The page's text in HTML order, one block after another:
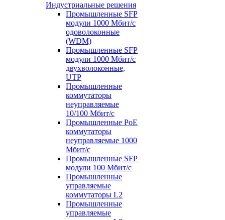
Индустриальные решения
Промышленные SFP
модули 1000 Мбит/c
одоволоконные
(WDM)
Промышленные SFP
модули 1000 Мбит/c
двухволоконные,
UTP
Промышленные
коммутаторы
неуправляемые
10/100 Мбит/с
Промышленные PoE
коммутаторы
неуправляемые 1000
Мбит/с
Промышленные SFP
модули 100 Мбит/c
Промышленные
управляемые
коммутаторы L2
Промышленные
управляемые